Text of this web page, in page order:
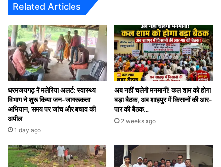
समर्थको
की
भीड़
Related Articles
धरमजयगढ़ में मलेरिया अलर्ट: स्वास्थ्य
विभाग ने शुरू किया जन-जागरूकता
अभियान, समय पर जांच और बचाव की
अपील
1 day ago
अब नहीं चलेगी मनमानी! कल शाम को होगा
बड़ा बैठक, अब शाहपुर में किसानों की आर-
पार की बैठक…
2 weeks ago